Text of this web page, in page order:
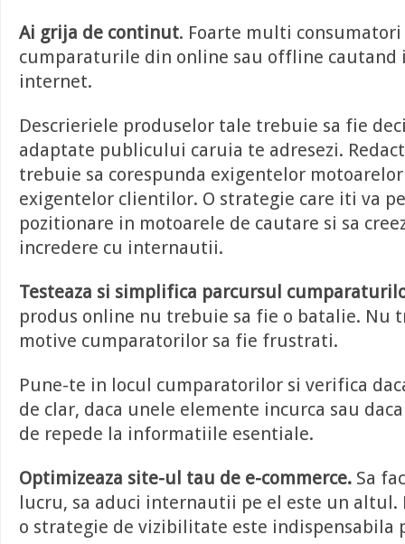
Ai grija de continut. Foarte multi
cumparaturile din online sau offline
internet.
Descrieriele produselor tale trebuie sa fie
adaptate publicului caruia te adresezi.
trebuie sa corespunda exigentelor
exigentelor clientilor. O strategie care iti va
pozitionare in motoarele de cautare si sa
incredere cu internautii.
Testeaza si simplifica parcursul
produs online nu trebuie sa fie o batalie. Nu
motive cumparatorilor sa fie frustrati.
Pune-te in locul cumparatorilor si verifica
de clar, daca unele elemente incurca sau
de repede la informatiile esentiale.
Optimizeaza site-ul tau de e-commerce. Sa
lucru, sa aduci internautii pe el este un altul.
o strategie de vizibilitate este indispensabila